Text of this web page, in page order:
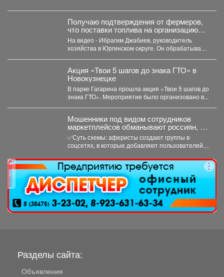
Получаю подтверждения от фермеров,
что поставки топлива на организацию
уборочной кампании уже начались.
На видео - Ибрагим Джабиев, руководитель
хозяйства в Юргинском округе. Он обрабатывает
Акция «Твои 5 шагов до знака ГТО» в
Новокузнецке
В парке Гагарина прошла акция «Твои 5 шагов до
знака ГТО». Мероприятие было организовано в...
Мошенники под видом сотрудников
маркетплейсов обманывают россиян, у
которых скоро день рождения.
✅Суть схемы: аферисты создают группы в
соцсетях, в которые добавляют пользователей в
реклама
Разделы сайта:
Объявления